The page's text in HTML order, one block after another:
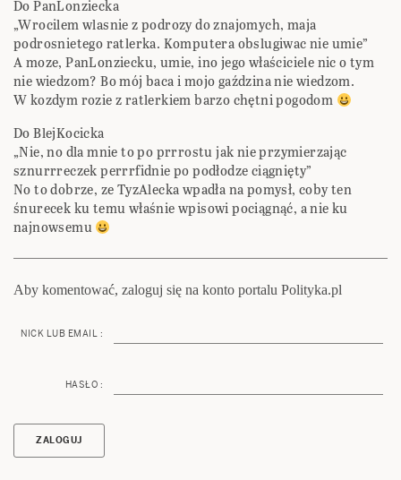
Do PanLonziecka
„Wrocilem wlasnie z podrozy do znajomych, maja
podrosnietego ratlerka. Komputera obslugiwac nie umie”
A moze, PanLonziecku, umie, ino jego właściciele nic o tym
nie wiedzom? Bo mój baca i mojo gaździna nie wiedzom.
W kozdym rozie z ratlerkiem barzo chętni pogodom
Do BlejKocicka
„Nie, no dla mnie to po prrrostu jak nie przymierzając
sznurrreczek perrrfidnie po podłodze ciągnięty”
No to dobrze, ze TyzAlecka wpadła na pomysł, coby ten
śnurecek ku temu właśnie wpisowi pociągnąć, a nie ku
najnowsemu
Aby komentować, zaloguj się na konto portalu Polityka.pl
NICK LUB EMAIL :
HASŁO :